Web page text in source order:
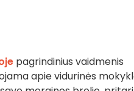
pagrindinius vaidmenis
apie vidurinės